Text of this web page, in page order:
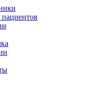
пациентов